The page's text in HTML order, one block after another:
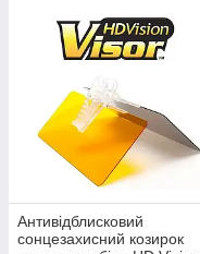
Антивідблисковий
сонцезахисний козирок